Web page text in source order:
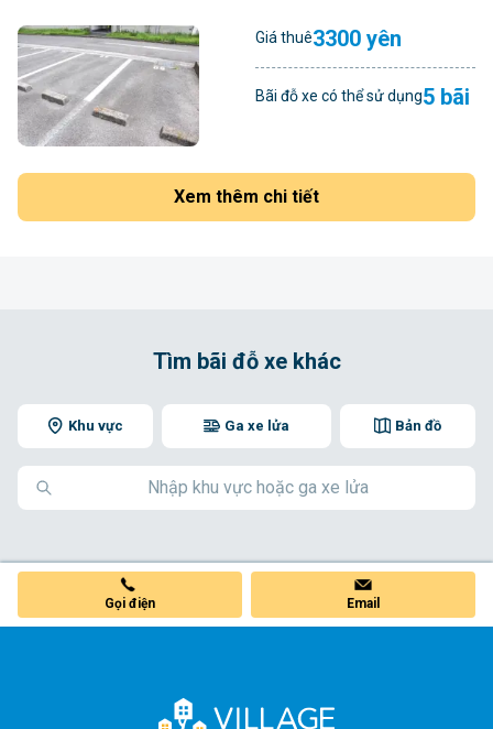
Giá thuê3300 yên
Bãi đỗ xe có thể sử dụng5 bãi
Xem thêm chi tiết
Tìm bãi đỗ xe khác
Khu vực Bản đồ
Ga xe lửa
Gọi điện Email